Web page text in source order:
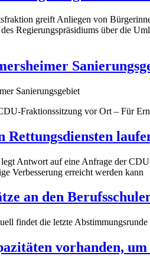
greift Anliegen von
Regierungspräsidiums über die
Fraktionssitzung vor Ort – Für
legt Antwort auf eine Anfrage der
Verbesserung erreicht werden kann
an den
findet die letzte
vorhanden,